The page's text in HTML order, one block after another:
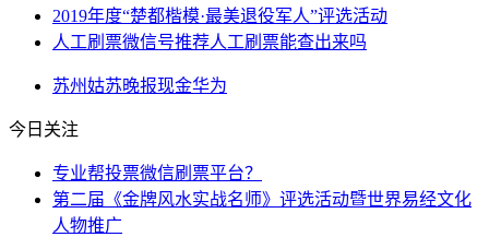
2019年度“楚都楷模·最美退役军人”评选活动
人工刷票微信号推荐人工刷票能查出来吗
苏州姑苏晚报现金华为
今日关注
专业帮投票微信刷票平台？
第二届《金牌风水实战名师》评选活动暨世界易经文化
人物推广